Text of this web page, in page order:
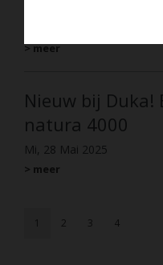
> meer
Nieuw bij Duka!
natura 4000
Mi, 28 Mai 2025
> meer
1 2 3 4